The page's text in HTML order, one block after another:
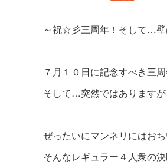
～祝☆彡三周年！そして…壁
７月１０日に記念すべき三
そして…突然ではあります
ぜったいにマンネリにはお
そんなレギュラー４人衆の